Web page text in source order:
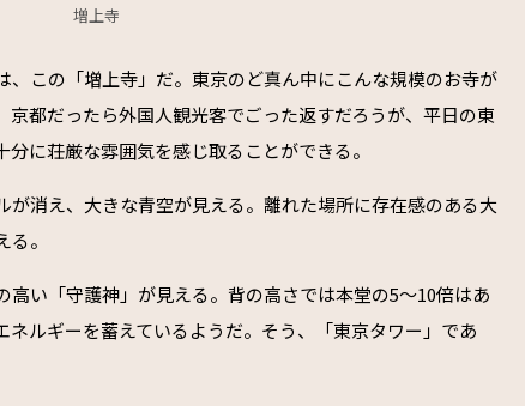
増上寺
、この「増上寺」だ。東京のど真ん中にこんな規模のお寺が
京都だったら外国人観光客でごった返すだろうが、平日の東
に荘厳な雰囲気を感じ取ることができる。
が消え、大きな青空が見える。離れた場所に存在感のある大
。
い「守護神」が見える。背の高さでは本堂の5〜10倍はあ
ルギーを蓄えているようだ。そう、「東京タワー」であ